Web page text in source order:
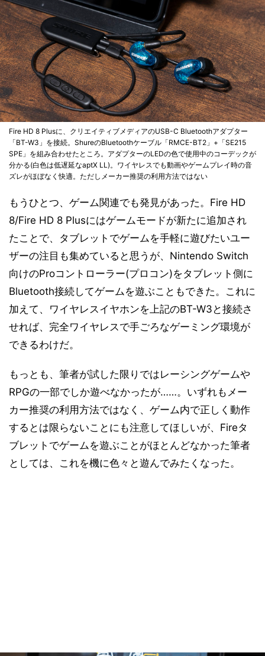
Fire HD 8 Plusに、クリエイティブメディアのUSB-C Bluetoothアダプター
「BT-W3」を接続。ShureのBluetoothケーブル「RMCE-BT2」+「SE215
SPE」を組み合わせたところ。アダプターのLEDの色で使用中のコーデックが
分かる(白色は低遅延なaptX LL)。ワイヤレスでも動画やゲームプレイ時の音
ズレがほぼなく快適。ただしメーカー推奨の利用方法ではない
もうひとつ、ゲーム関連でも発見があった。Fire HD
8/Fire HD 8 Plusにはゲームモードが新たに追加され
たことで、タブレットでゲームを手軽に遊びたいユー
ザーの注目も集めていると思うが、Nintendo Switch
向けのProコントローラー(プロコン)をタブレット側に
Bluetooth接続してゲームを遊ぶこともできた。これに
加えて、ワイヤレスイヤホンを上記のBT-W3と接続さ
せれば、完全ワイヤレスで手ごろなゲーミング環境が
できるわけだ。
もっとも、筆者が試した限りではレーシングゲームや
RPGの一部でしか遊べなかったが……。いずれもメー
カー推奨の利用方法ではなく、ゲーム内で正しく動作
するとは限らないことにも注意してほしいが、Fireタ
ブレットでゲームを遊ぶことがほとんどなかった筆者
としては、これを機に色々と遊んでみたくなった。